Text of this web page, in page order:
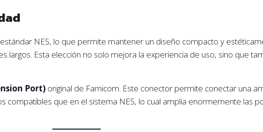
NES, lo que permite mantener un diseño compacto y
largos. Esta elección no solo mejora la experiencia de uso, sino que
Port) original de Famicom. Este conector permite conectar una
compatibles que en el sistema NES, lo cual amplía enormemente las